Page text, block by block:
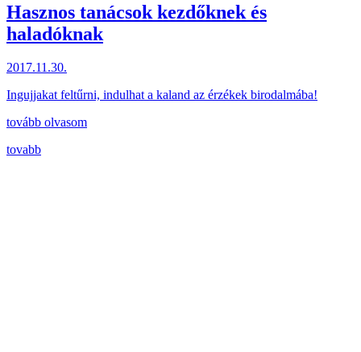
Hasznos tanácsok kezdőknek és
haladóknak
2017.11.30.
Ingujjakat feltűrni, indulhat a kaland az érzékek birodalmába!
tovább olvasom
tovabb